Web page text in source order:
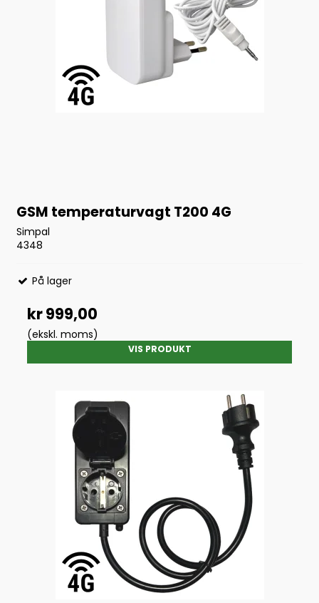
GSM temperaturvagt T200 4G
Simpal
4348
På lager
kr 999,00
(ekskl. moms)
VIS PRODUKT